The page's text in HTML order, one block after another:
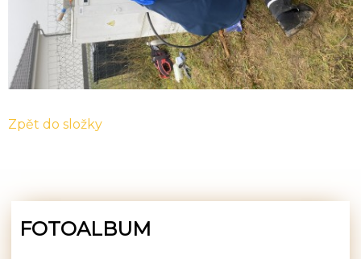
Zpět do složky
FOTOALBUM